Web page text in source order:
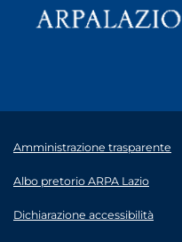
Amministrazione trasparente
Albo pretorio ARPA Lazio
Dichiarazione accessibilità